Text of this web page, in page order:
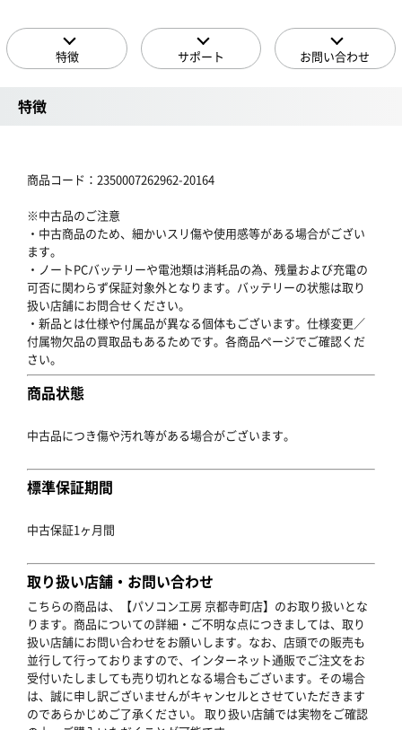
特徴 サポート お問い合わせ
特徴
商品コード：2350007262962-20164
※中古品のご注意
・中古商品のため、細かいスリ傷や使用感等がある場合がござい
ます。
・ノートPCバッテリーや電池類は消耗品の為、残量および充電の
可否に関わらず保証対象外となります。バッテリーの状態は取り
扱い店舗にお問合せください。
・新品とは仕様や付属品が異なる個体もございます。仕様変更／
付属物欠品の買取品もあるためです。各商品ページでご確認くだ
さい。
商品状態
中古品につき傷や汚れ等がある場合がございます。
標準保証期間
中古保証1ヶ月間
取り扱い店舗・お問い合わせ
こちらの商品は、【パソコン工房 京都寺町店】のお取り扱いとな
ります。商品についての詳細・ご不明な点につきましては、取り
扱い店舗にお問い合わせをお願いします。なお、店頭での販売も
並行して行っておりますので、インターネット通販でご注文をお
受付いたしましても売り切れとなる場合もございます。その場合
は、誠に申し訳ございませんがキャンセルとさせていただきます
のであらかじめご了承ください。 取り扱い店舗では実物をご確認